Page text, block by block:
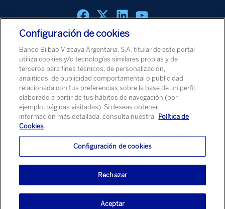
Política de cookies Aviso Legal
Política de Protección de Datos
Aviso de Seguridad
© Banco Bilbao Vizcaya Argentaria, S.A. 2026
Configuración de cookies
Banco Bilbao Vizcaya Argentaria, S.A. titular de este portal
utiliza cookies y/o tecnologías similares propias y de
terceros para fines técnicos, de personalización,
analíticos, de publicidad comportamental o publicidad
relacionada con tus preferencias sobre la base de un perfil
elaborado a partir de tus hábitos de navegación (por
ejemplo, páginas visitadas). Si deseas obtener
información más detallada, consulta nuestra
Política de
Cookies
Configuración de cookies
Rechazar
Aceptar